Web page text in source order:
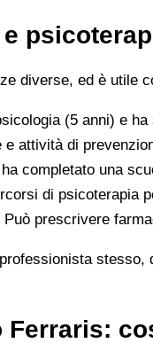
diverse, ed è utile
(5 anni) e
attività di
completato una
di psicoterapia
prescrivere